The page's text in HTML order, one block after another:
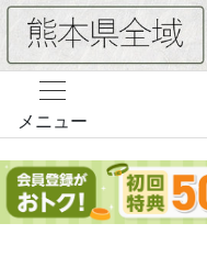
メニュー